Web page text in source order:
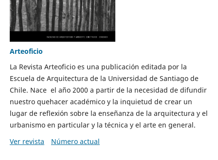
Arteoficio
La Revista Arteoficio es una publicación editada por la
Escuela de Arquitectura de la Universidad de Santiago de
Chile. Nace el año 2000 a partir de la necesidad de difundir
nuestro quehacer académico y la inquietud de crear un
lugar de reflexión sobre la enseñanza de la arquitectura y el
urbanismo en particular y la técnica y el arte en general.
Ver revista
Número actual